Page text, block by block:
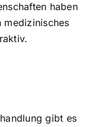
haben
medizinisches
gibt es